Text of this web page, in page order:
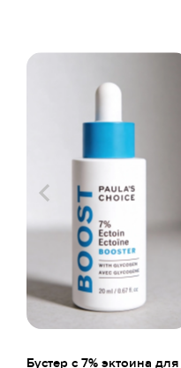
Бустер с 7% эктоина для